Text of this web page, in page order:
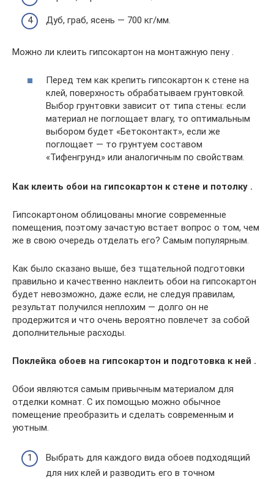
Дуб, граб, ясень — 700 кг/мм.
Можно ли клеить гипсокартон на монтажную пену .
Перед тем как крепить гипсокартон к стене на
клей, поверхность обрабатываем грунтовкой.
Выбор грунтовки зависит от типа стены: если
материал не поглощает влагу, то оптимальным
выбором будет «Бетоконтакт», если же
поглощает — то грунтуем составом
«Тифенгрунд» или аналогичным по свойствам.
Как клеить обои на гипсокартон к стене и потолку .
Гипсокартоном облицованы многие современные
помещения, поэтому зачастую встает вопрос о том, чем
же в свою очередь отделать его? Самым популярным.
Как было сказано выше, без тщательной подготовки
правильно и качественно наклеить обои на гипсокартон
будет невозможно, даже если, не следуя правилам,
результат получился неплохим — долго он не
продержится и что очень вероятно повлечет за собой
дополнительные расходы.
Поклейка обоев на гипсокартон и подготовка к ней .
Обои являются самым привычным материалом для
отделки комнат. С их помощью можно обычное
помещение преобразить и сделать современным и
уютным.
Выбрать для каждого вида обоев подходящий
для них клей и разводить его в точном